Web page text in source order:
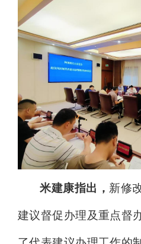
米建康指出， 新修
建议督促办理及重点督